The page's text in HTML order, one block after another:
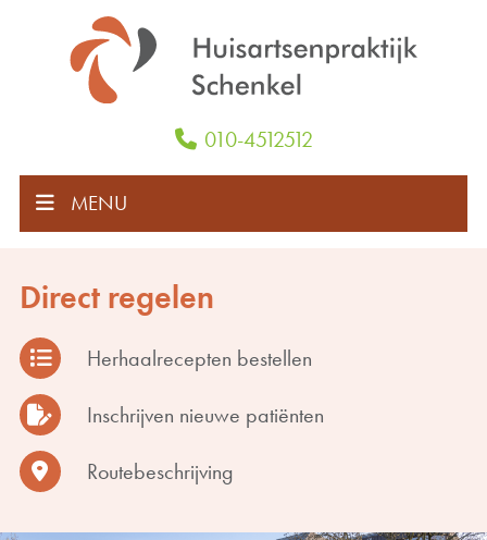
010-4512512
MENU
Direct regelen
Herhaalrecepten bestellen
Inschrijven nieuwe patiënten
Routebeschrijving